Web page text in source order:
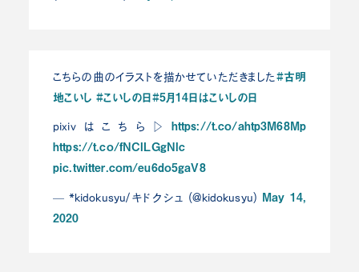
こちらの曲のイラストを描かせていただきました #古明
地こいし #こいしの日#5月14日はこいしの日
pixivはこちら▷ https://t.co/ahtp3M68Mp
https://t.co/fNCILGgNlc
pic.twitter.com/eu6do5gaV8
— *kidokusyu/キドクシュ (@kidokusyu) May 14,
2020